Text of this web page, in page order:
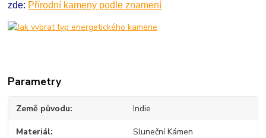
zde: Přírodní kameny podle znamení
Parametry
Země původu Indie
Materiál Sluneční Kámen